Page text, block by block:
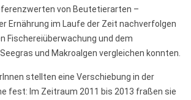
von Beutetierarten –
Ernährung im Laufe der Zeit nachverfolgen
Fischereiüberwachung und dem
und Makroalgen vergleichen konnten.
stellten eine Verschiebung in der
fest: Im Zeitraum 2011 bis 2013 fraßen sie